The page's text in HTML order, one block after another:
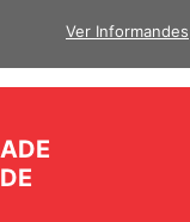
Ver Informandes